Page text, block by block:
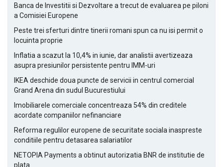
Banca de Investitii si Dezvoltare a trecut de evaluarea pe piloni
a Comisiei Europene
Peste trei sferturi dintre tinerii romani spun ca nu isi permit o
locuinta proprie
Inflatia a scazut la 10,4% in iunie, dar analistii avertizeaza
asupra presiunilor persistente pentru IMM-uri
IKEA deschide doua puncte de servicii in centrul comercial
Grand Arena din sudul Bucurestiului
Imobiliarele comerciale concentreaza 54% din creditele
acordate companiilor nefinanciare
Reforma regulilor europene de securitate sociala inaspreste
conditiile pentru detasarea salariatilor
NETOPIA Payments a obtinut autorizatia BNR de institutie de
plata